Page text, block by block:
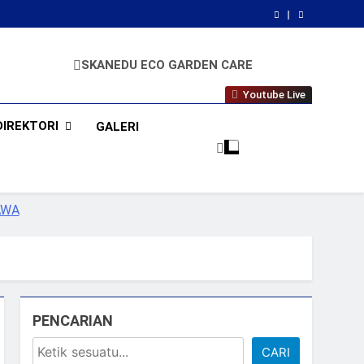
SKANEDU ECO GARDEN CARE
Youtube Live
GALERI
PENCARIAN
CARI